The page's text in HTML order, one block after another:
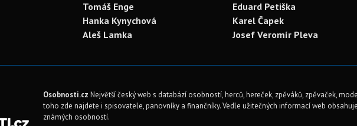
Tomáš Enge
Hanka Kynychová
Aleš Lamka
Eduard Petiška
Karel Čapek
Josef Veromír Pleva
Osobnosti.cz Největší český web s databází osobností, herců, hereček, zpěváků, zpěvaček,
toho zde najdete i spisovatele, panovníky a finančníky. Vedle užitečných informací web
známých osobností.